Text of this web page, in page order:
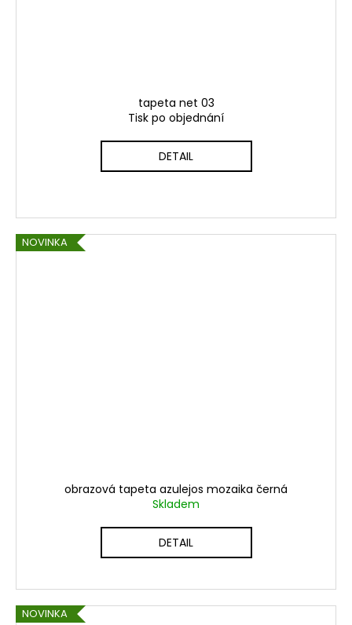
tapeta net 03
Tisk po objednání
DETAIL
NOVINKA
obrazová tapeta azulejos mozaika černá
Skladem
DETAIL
NOVINKA